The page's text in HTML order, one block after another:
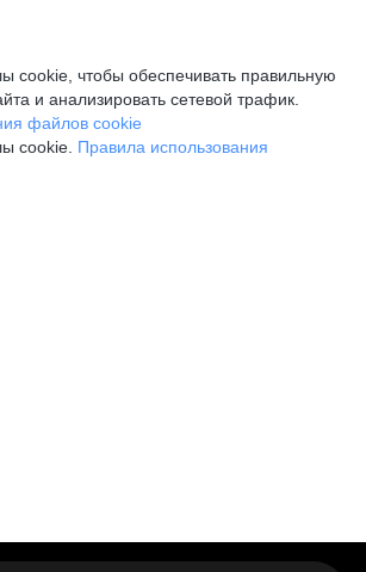
cookie, чтобы обеспечивать правильную
и анализировать сетевой трафик.
файлов cookie
cookie. Правила использования